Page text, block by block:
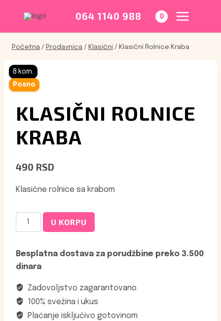
content
064 1140 988 0
Početna / Prodavnica / Klasični / Klasični Rolnice Kraba
8 kom.
Posno
KLASIČNI ROLNICE
KRABA
490 RSD
Klasične rolnice sa krabom
Klasični
Rolnice
količina
U KORPU
Besplatna dostava za porudžbine preko 3.500
dinara
Zadovoljstvo zagarantovano
100% svežina i ukus
Plaćanje isključivo gotovinom